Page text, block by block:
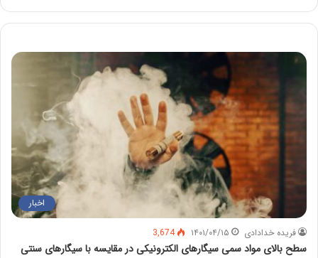
اخبار
فریده خدادادی ۱۴۰۱/۰۴/۱۵ 3,674
سطح بالای مواد سمی سیگارهای الکترونیکی در مقایسه با سیگارهای سنتی